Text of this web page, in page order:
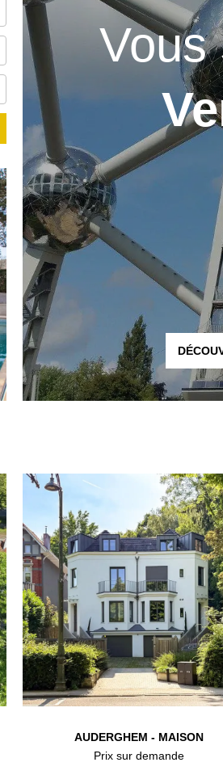
Vous
AUDERGHEM - MAISON
Prix sur demande